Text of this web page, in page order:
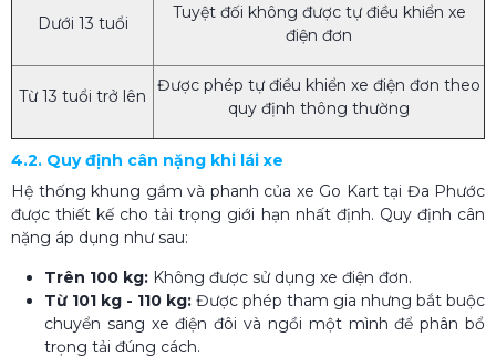
Dưới 13 tuổi
Tuyệt đối không được tự điều khiển xe
điện đơn
Từ 13 tuổi trở lên
Được phép tự điều khiển xe điện đơn theo
quy định thông thường
4.2. Quy định cân nặng khi lái xe
Hệ thống khung gầm và phanh của xe Go Kart tại Đa Phước
được thiết kế cho tải trọng giới hạn nhất định. Quy định cân
nặng áp dụng như sau:
Trên 100 kg: Không được sử dụng xe điện đơn.
Từ 101 kg - 110 kg: Được phép tham gia nhưng bắt buộc
chuyển sang xe điện đôi và ngồi một mình để phân bổ
trọng tải đúng cách.